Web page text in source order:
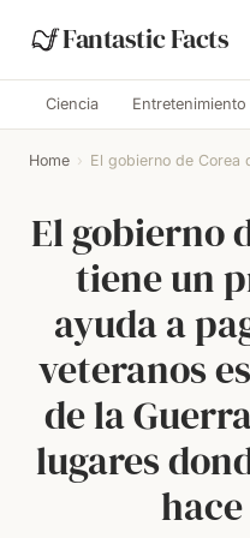
Fantastic Facts
Ciencia Entretenimiento
Home › El gobierno de Corea
El gobierno
tiene un
ayuda a
veteranos
de la
lugares